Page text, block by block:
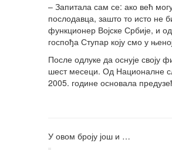
– Запитала сам се: ако већ
послодавца, зашто то исто не
функционер Војске Србије, и
госпођа Ступар коју смо у
После одлуке да оснује своју
шест месеци. Од Националне
2005. године основала
У овом броју још и …